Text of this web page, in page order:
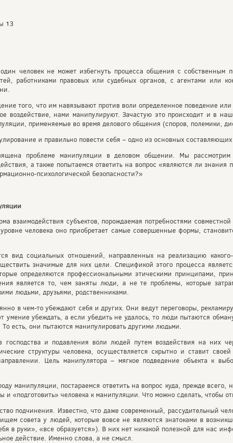
13
человек не может избегнуть процесса общения с собственным
работниками правовых или судебных органов, с агентами или
того, что им навязывают против воли определенное поведение
воздействие, нами манипулируют. Зачастую это происходит и в
применяемые во время делового общения (споров, полемики,
и правильно повести себя – одно из основных составляющих
проблеме манипуляции в деловом общении. Мы рассмотрим
а также попытаемся ответить на вопрос «являются ли
психологической безопасности?»
взаимодействия субъектов, порождаемая потребностями
человека оно приобретает самые совершенные формы,
вид социальных отношений, направленных на реализацию
значимые для них цели. Спецификой этого процесса
определяются профессиональными этическими принципами,
является то, чем заняты люди, а не те проблемы, которые
людьми, друзьями, родственниками.
в чем-то убеждают себя и других. Они ведут переговоры,
умение убеждать, а если убедить не удалось, то люди пытаются
То есть, они пытаются манипулировать другими людьми.
господства и подавления воли людей путем воздействия на них
структуры человека, осуществляется скрытно и ставит
Цель манипулятора – мягкое подведение объекта к
манипуляции, постараемся ответить на вопрос куда, прежде всего,
и «подготовить» человека к манипуляции. Что можно сделать, чтобы
подчинения. Известно, что даже современный, рассудительный
совета у людей, которые вовсе не являются знатоками в
в руки», «все образуется»). В них нет никакой полезной для нас
действие. Именно слова, а не смысл.